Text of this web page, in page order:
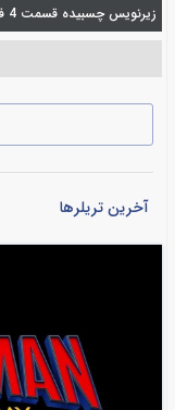
زیرنویس چسبیده قسمت 4 فصل دوم اضافه شد
آخرین تریلرها